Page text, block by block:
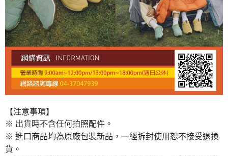
【注意事項】
※ 出貨時不含任何拍照配件。
※ 進口商品均為原廠包裝新品，一經拆封使用恕不接受退換
貨。